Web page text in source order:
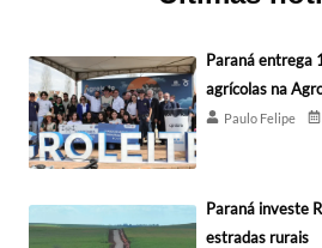
Paraná entrega
agrícolas na
Paulo Felipe
Paraná investe
estradas rurais